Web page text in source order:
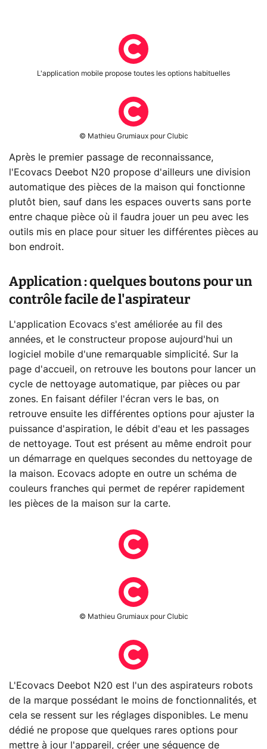
L'application mobile propose toutes les options habituelles
© Mathieu Grumiaux pour Clubic
Après le premier passage de reconnaissance,
l'Ecovacs Deebot N20 propose d'ailleurs une division
automatique des pièces de la maison qui fonctionne
plutôt bien, sauf dans les espaces ouverts sans porte
entre chaque pièce où il faudra jouer un peu avec les
outils mis en place pour situer les différentes pièces au
bon endroit.
Application : quelques boutons pour un
contrôle facile de l'aspirateur
L'application Ecovacs s'est améliorée au fil des
années, et le constructeur propose aujourd'hui un
logiciel mobile d'une remarquable simplicité. Sur la
page d'accueil, on retrouve les boutons pour lancer un
cycle de nettoyage automatique, par pièces ou par
zones. En faisant défiler l'écran vers le bas, on
retrouve ensuite les différentes options pour ajuster la
puissance d'aspiration, le débit d'eau et les passages
de nettoyage. Tout est présent au même endroit pour
un démarrage en quelques secondes du nettoyage de
la maison. Ecovacs adopte en outre un schéma de
couleurs franches qui permet de repérer rapidement
les pièces de la maison sur la carte.
© Mathieu Grumiaux pour Clubic
L'Ecovacs Deebot N20 est l'un des aspirateurs robots
de la marque possédant le moins de fonctionnalités, et
cela se ressent sur les réglages disponibles. Le menu
dédié ne propose que quelques rares options pour
mettre à jour l'appareil, créer une séquence de